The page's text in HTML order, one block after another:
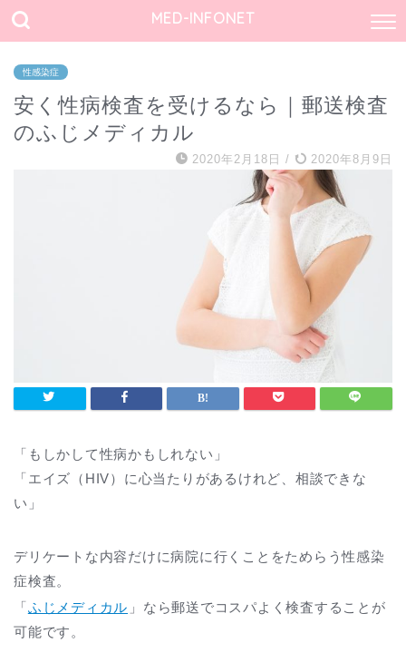
MED-INFONET
性感染症
安く性病検査を受けるなら｜郵送検査
のふじメディカル
2020年2月18日 / 2020年8月9日
「もしかして性病かもしれない」
「エイズ（HIV）に心当たりがあるけれど、相談できな
い」
デリケートな内容だけに病院に行くことをためらう性感染
症検査。
「ふじメディカル 」なら郵送でコスパよく検査することが
可能です。